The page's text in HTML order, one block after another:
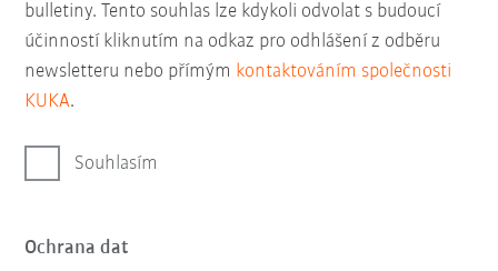
bulletiny. Tento souhlas lze kdykoli odvolat s budoucí
účinností kliknutím na odkaz pro odhlášení z odběru
newsletteru nebo přímým kontaktováním společnosti
KUKA.
Souhlasím
Ochrana dat